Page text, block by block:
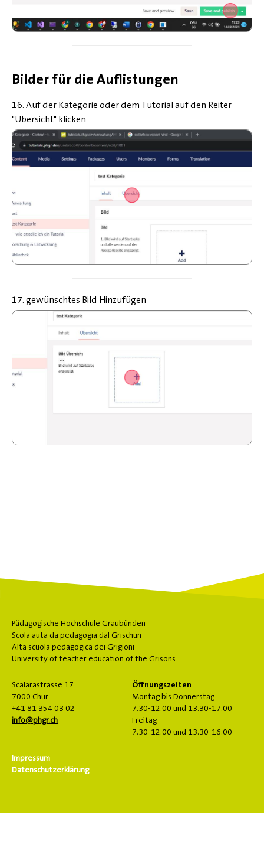
Bilder für die Auflistungen
16. Auf der Kategorie oder dem Tutorial auf den Reiter
"Übersicht" klicken
17. gewünschtes Bild Hinzufügen
Pädagogische Hochschule Graubünden
Scola auta da pedagogia dal Grischun
Alta scuola pedagogica dei Grigioni
University of teacher education of the Grisons
Scalärastrasse 17
7000 Chur
+41 81 354 03 02
info@phgr.ch
Öffnungszeiten
Montag bis Donnerstag
7.30-12.00 und 13.30-17.00
Freitag
7.30-12.00 und 13.30-16.00
Impressum
Datenschutzerklärung